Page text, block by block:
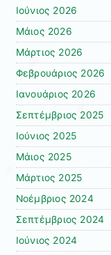
Ιούνιος 2026
Μάιος 2026
Μάρτιος 2026
Φεβρουάριος 2026
Ιανουάριος 2026
Σεπτέμβριος 2025
Ιούνιος 2025
Μάιος 2025
Μάρτιος 2025
Νοέμβριος 2024
Σεπτέμβριος 2024
Ιούνιος 2024